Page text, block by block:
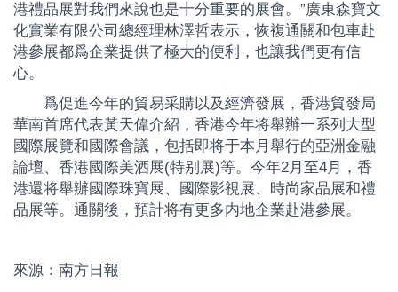
港禮品展對我們來說也是十分重要的展會。”廣東森寶文
化實業有限公司總經理林澤哲表示，恢複通關和包車赴
港參展都爲企業提供了極大的便利，也讓我們更有信
心。
爲促進今年的貿易采購以及經濟發展，香港貿發局
華南首席代表黃天偉介紹，香港今年将舉辦一系列大型
國際展覽和國際會議，包括即将于本月舉行的亞洲金融
論壇、香港國際美酒展(特别展)等。今年2月至4月，香
港還将舉辦國際珠寶展、國際影視展、時尚家品展和禮
品展等。通關後，預計将有更多内地企業赴港參展。
來源：南方日報